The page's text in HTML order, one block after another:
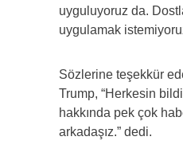
uyguluyoruz da.
uygulamak
Sözlerine teşekkür
Trump, “Herkesin
hakkında pek çok
arkadaşız.” dedi.